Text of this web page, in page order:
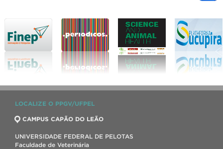
LOCALIZE O PPGV/UFPEL
CAMPUS CAPÃO DO LEÃO
UNIVERSIDADE FEDERAL DE PELOTAS
Faculdade de Veterinária